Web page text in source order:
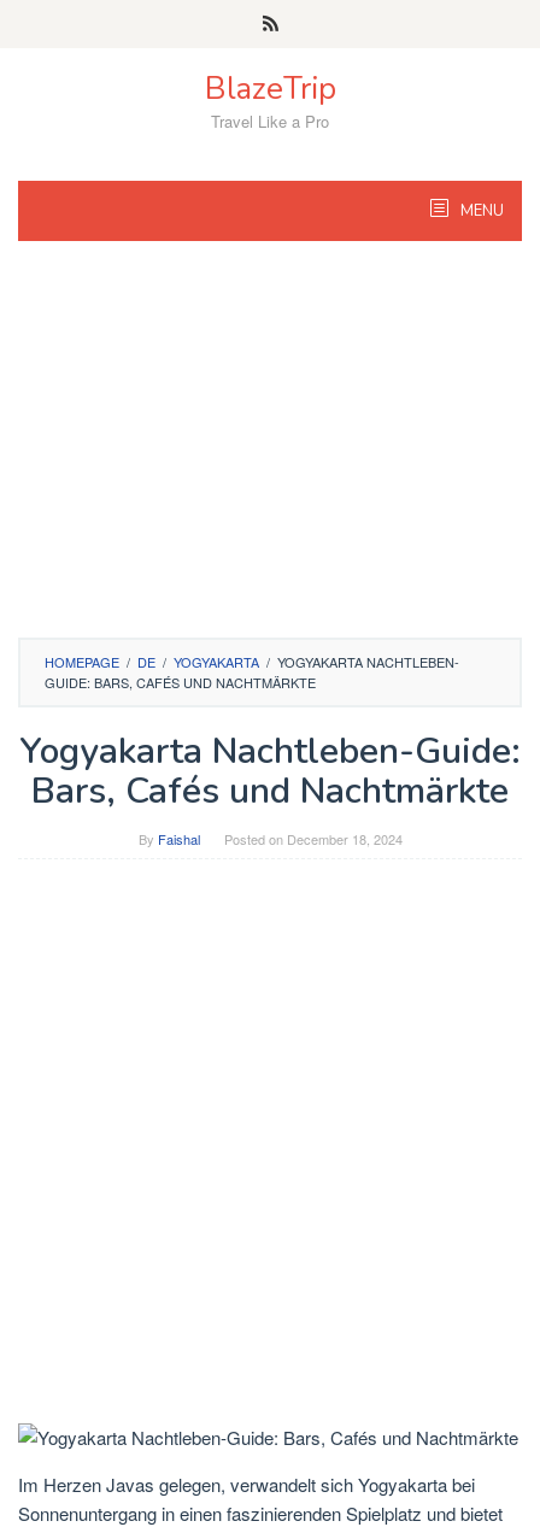
BlazeTrip
Travel Like a Pro
MENU
HOMEPAGE / DE / YOGYAKARTA / YOGYAKARTA NACHTLEBEN-
GUIDE: BARS, CAFÉS UND NACHTMÄRKTE
Yogyakarta Nachtleben-Guide:
Bars, Cafés und Nachtmärkte
By Faishal Posted on December 18, 2024
Im Herzen Javas gelegen, verwandelt sich Yogyakarta bei
Sonnenuntergang in einen faszinierenden Spielplatz und bietet